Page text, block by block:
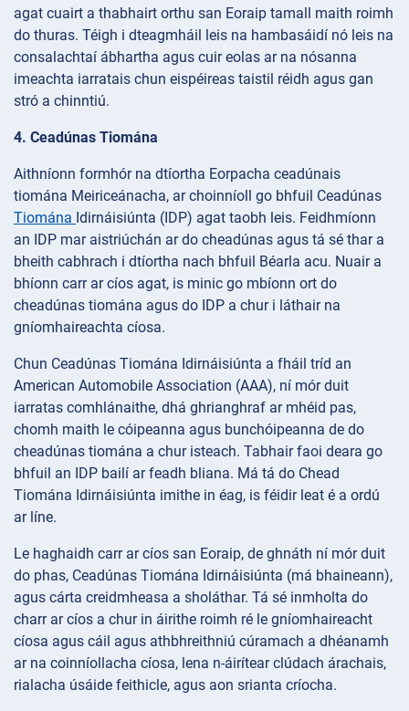
agat cuairt a thabhairt orthu san Eoraip tamall maith roimh
do thuras. Téigh i dteagmháil leis na hambasáidí nó leis na
consalachtaí ábhartha agus cuir eolas ar na nósanna
imeachta iarratais chun eispéireas taistil réidh agus gan
stró a chinntiú.
4. Ceadúnas Tiomána
Aithníonn formhór na dtíortha Eorpacha ceadúnais
tiomána Meiriceánacha, ar choinníoll go bhfuil Ceadúnas
Tiomána Idirnáisiúnta (IDP) agat taobh leis. Feidhmíonn
an IDP mar aistriúchán ar do cheadúnas agus tá sé thar a
bheith cabhrach i dtíortha nach bhfuil Béarla acu. Nuair a
bhíonn carr ar cíos agat, is minic go mbíonn ort do
cheadúnas tiomána agus do IDP a chur i láthair na
gníomhaireachta cíosa.
Chun Ceadúnas Tiomána Idirnáisiúnta a fháil tríd an
American Automobile Association (AAA), ní mór duit
iarratas comhlánaithe, dhá ghrianghraf ar mhéid pas,
chomh maith le cóipeanna agus bunchóipeanna de do
cheadúnas tiomána a chur isteach. Tabhair faoi deara go
bhfuil an IDP bailí ar feadh bliana. Má tá do Chead
Tiomána Idirnáisiúnta imithe in éag, is féidir leat é a ordú
ar líne.
Le haghaidh carr ar cíos san Eoraip, de ghnáth ní mór duit
do phas, Ceadúnas Tiomána Idirnáisiúnta (má bhaineann),
agus cárta creidmheasa a sholáthar. Tá sé inmholta do
charr ar cíos a chur in áirithe roimh ré le gníomhaireacht
cíosa agus cáil agus athbhreithniú cúramach a dhéanamh
ar na coinníollacha cíosa, lena n-áirítear clúdach árachais,
rialacha úsáide feithicle, agus aon srianta críocha.